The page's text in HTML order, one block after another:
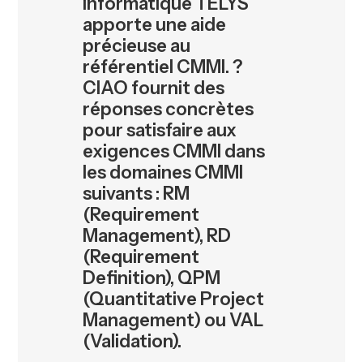
apporte une aide
précieuse au
référentiel CMMI. ?
CIAO fournit des
réponses concrètes
pour satisfaire aux
exigences CMMI dans
les domaines CMMI
suivants : RM
(Requirement
Management), RD
(Requirement
Definition), QPM
(Quantitative Project
Management) ou VAL
(Validation).